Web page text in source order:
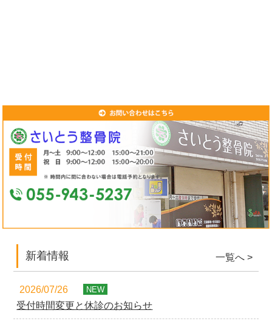
新着情報 一覧へ >
2026/07/26 NEW
受付時間変更と休診のお知らせ